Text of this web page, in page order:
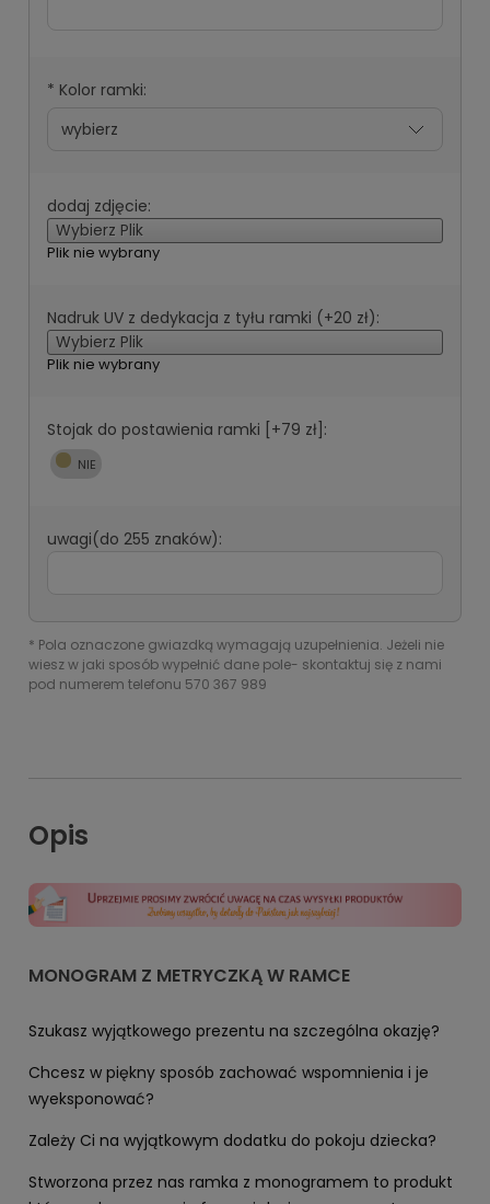
* Kolor ramki:
dodaj zdjęcie:
Wybierz Plik
Plik nie wybrany
Nadruk UV z dedykacja z tyłu ramki (+20 zł):
Wybierz Plik
Plik nie wybrany
Stojak do postawienia ramki [+79 zł]:
uwagi(do 255 znaków):
* Pola oznaczone gwiazdką wymagają uzupełnienia. Jeżeli nie
wiesz w jaki sposób wypełnić dane pole- skontaktuj się z nami
pod numerem telefonu 570 367 989
Opis
MONOGRAM Z METRYCZKĄ W RAMCE
Szukasz wyjątkowego prezentu na szczególna okazję?
Chcesz w piękny sposób zachować wspomnienia i je
wyeksponować?
Zależy Ci na wyjątkowym dodatku do pokoju dziecka?
Stworzona przez nas ramka z monogramem to produkt